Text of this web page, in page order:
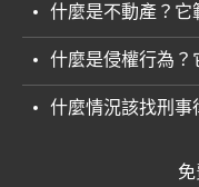
什麼是不動產？它
什麼是侵權行為？
什麼情況該找刑事